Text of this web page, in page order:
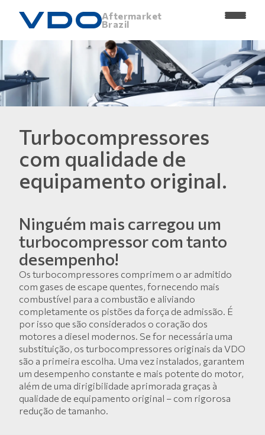
Aftermarket
Brazil
Turbocompressores
com qualidade de
equipamento original.
Ninguém mais carregou um
turbocompressor com tanto
desempenho!
Os turbocompressores comprimem o ar admitido
com gases de escape quentes, fornecendo mais
combustível para a combustão e aliviando
completamente os pistões da força de admissão. É
por isso que são considerados o coração dos
motores a diesel modernos. Se for necessária uma
substituição, os turbocompressores originais da VDO
são a primeira escolha. Uma vez instalados, garantem
um desempenho constante e mais potente do motor,
além de uma dirigibilidade aprimorada graças à
qualidade de equipamento original – com rigorosa
redução de tamanho.